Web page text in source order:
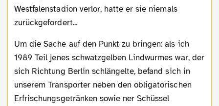
Westfalenstadion verlor, hatte er sie niemals
zurückgefordert...
Um die Sache auf den Punkt zu bringen: als ich
1989 Teil jenes schwatzgelben Lindwurmes war, der
sich Richtung Berlin schlängelte, befand sich in
unserem Transporter neben den obligatorischen
Erfrischungsgetränken sowie ner Schüssel